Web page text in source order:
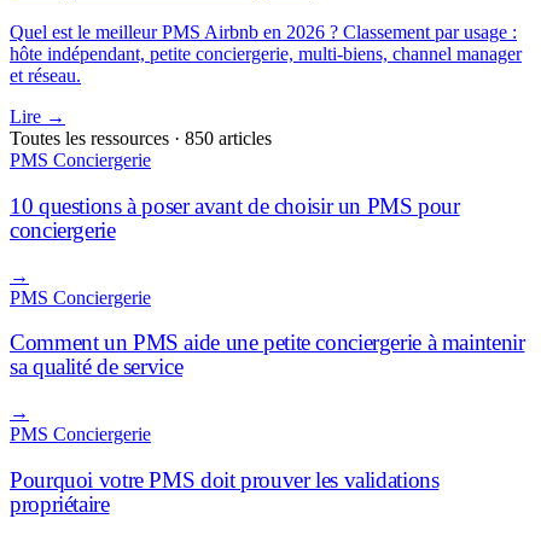
Quel est le meilleur PMS Airbnb en 2026 ? Classement par usage :
hôte indépendant, petite conciergerie, multi-biens, channel manager
et réseau.
Lire →
Toutes les ressources · 850 articles
PMS Conciergerie
10 questions à poser avant de choisir un PMS pour
conciergerie
→
PMS Conciergerie
Comment un PMS aide une petite conciergerie à maintenir
sa qualité de service
→
PMS Conciergerie
Pourquoi votre PMS doit prouver les validations
propriétaire